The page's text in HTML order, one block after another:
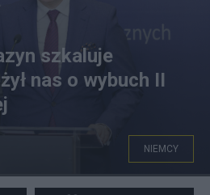
@PolandMFA
szkaluje
nas o wybuch II
NIEMCY